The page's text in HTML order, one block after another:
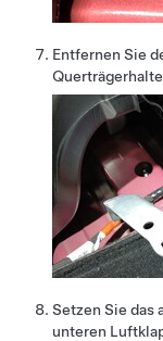
Entfernen Sie
Setzen Sie das
unteren